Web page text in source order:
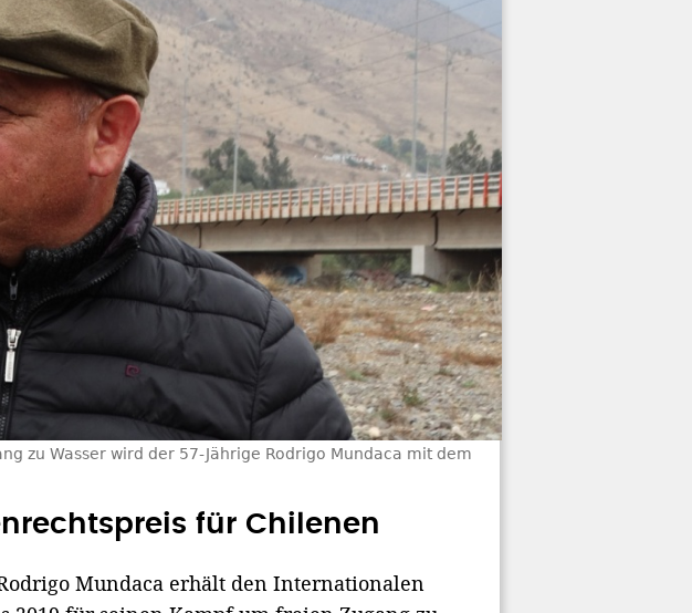
zu Wasser wird der 57-Jährige Rodrigo Mundaca mit dem
für Chilenen
Mundaca erhält den Internationalen